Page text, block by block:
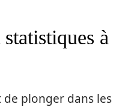
à
plonger dans les